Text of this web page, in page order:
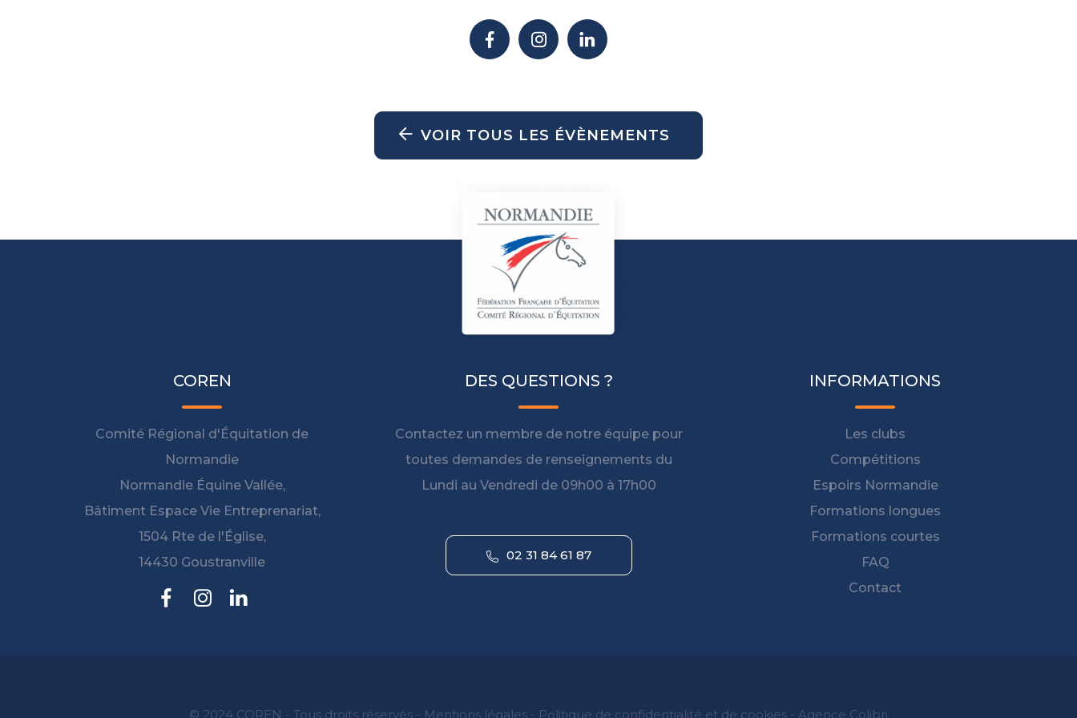
VOIR TOUS LES ÉVÈNEMENTS
COREN
Comité Régional d'Équitation de
Normandie
Normandie Équine Vallée,
Bâtiment Espace Vie Entreprenariat,
1504 Rte de l'Église,
14430 Goustranville
DES QUESTIONS ?
Contactez un membre de notre équipe pour
toutes demandes de renseignements du
Lundi au Vendredi de 09h00 à 17h00
02 31 84 61 87
INFORMATIONS
Les clubs
Compétitions
Espoirs Normandie
Formations longues
Formations courtes
FAQ
Contact
© 2024 COREN - Tous droits réservés - Mentions légales - Politique de confidentialité et de cookies - Agence Colibri